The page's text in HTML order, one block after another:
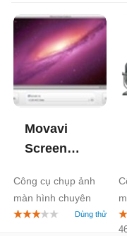
Movavi
Screen
Mac 1.0
Công cụ chụp ảnh
màn hình chuyên
nghiệp cho Mac